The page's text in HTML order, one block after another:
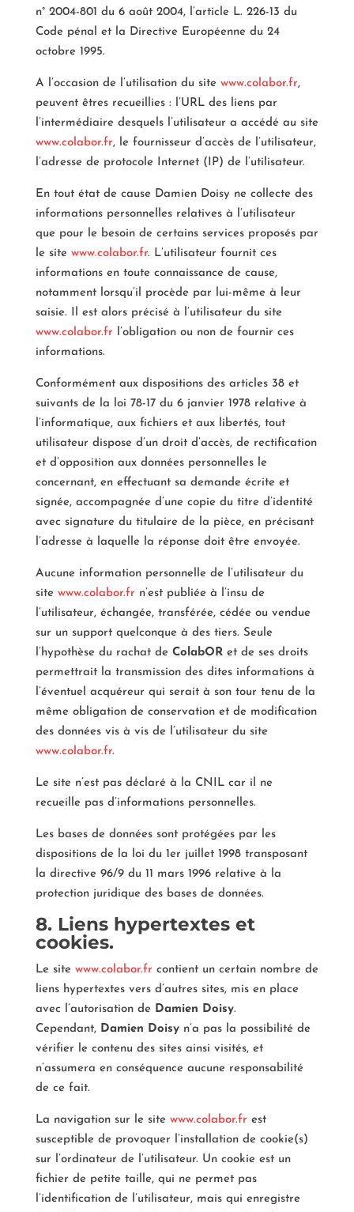
n° 2004-801 du 6 août 2004, l’article L. 226-13 du
Code pénal et la Directive Européenne du 24
octobre 1995.
A l’occasion de l’utilisation du site www.colabor.fr,
peuvent êtres recueillies : l’URL des liens par
l’intermédiaire desquels l’utilisateur a accédé au site
www.colabor.fr, le fournisseur d’accès de l’utilisateur,
l’adresse de protocole Internet (IP) de l’utilisateur.
En tout état de cause Damien Doisy ne collecte des
informations personnelles relatives à l’utilisateur
que pour le besoin de certains services proposés par
le site www.colabor.fr. L’utilisateur fournit ces
informations en toute connaissance de cause,
notamment lorsqu’il procède par lui-même à leur
saisie. Il est alors précisé à l’utilisateur du site
www.colabor.fr l’obligation ou non de fournir ces
informations.
Conformément aux dispositions des articles 38 et
suivants de la loi 78-17 du 6 janvier 1978 relative à
l’informatique, aux fichiers et aux libertés, tout
utilisateur dispose d’un droit d’accès, de rectification
et d’opposition aux données personnelles le
concernant, en effectuant sa demande écrite et
signée, accompagnée d’une copie du titre d’identité
avec signature du titulaire de la pièce, en précisant
l’adresse à laquelle la réponse doit être envoyée.
Aucune information personnelle de l’utilisateur du
site www.colabor.fr n’est publiée à l’insu de
l’utilisateur, échangée, transférée, cédée ou vendue
sur un support quelconque à des tiers. Seule
l’hypothèse du rachat de ColabOR et de ses droits
permettrait la transmission des dites informations à
l’éventuel acquéreur qui serait à son tour tenu de la
même obligation de conservation et de modification
des données vis à vis de l’utilisateur du site
www.colabor.fr.
Le site n’est pas déclaré à la CNIL car il ne
recueille pas d’informations personnelles.
Les bases de données sont protégées par les
dispositions de la loi du 1er juillet 1998 transposant
la directive 96/9 du 11 mars 1996 relative à la
protection juridique des bases de données.
8. Liens hypertextes et
cookies.
Le site www.colabor.fr contient un certain nombre de
liens hypertextes vers d’autres sites, mis en place
avec l’autorisation de Damien Doisy.
Cependant, Damien Doisy n’a pas la possibilité de
vérifier le contenu des sites ainsi visités, et
n’assumera en conséquence aucune responsabilité
de ce fait.
La navigation sur le site www.colabor.fr est
susceptible de provoquer l’installation de cookie(s)
sur l’ordinateur de l’utilisateur. Un cookie est un
fichier de petite taille, qui ne permet pas
l’identification de l’utilisateur, mais qui enregistre